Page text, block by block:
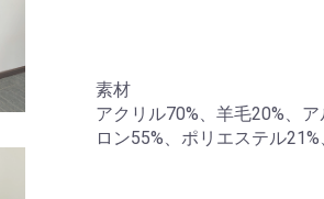
素材
アクリル70%、羊毛20%、
ロン55%、ポリエステル